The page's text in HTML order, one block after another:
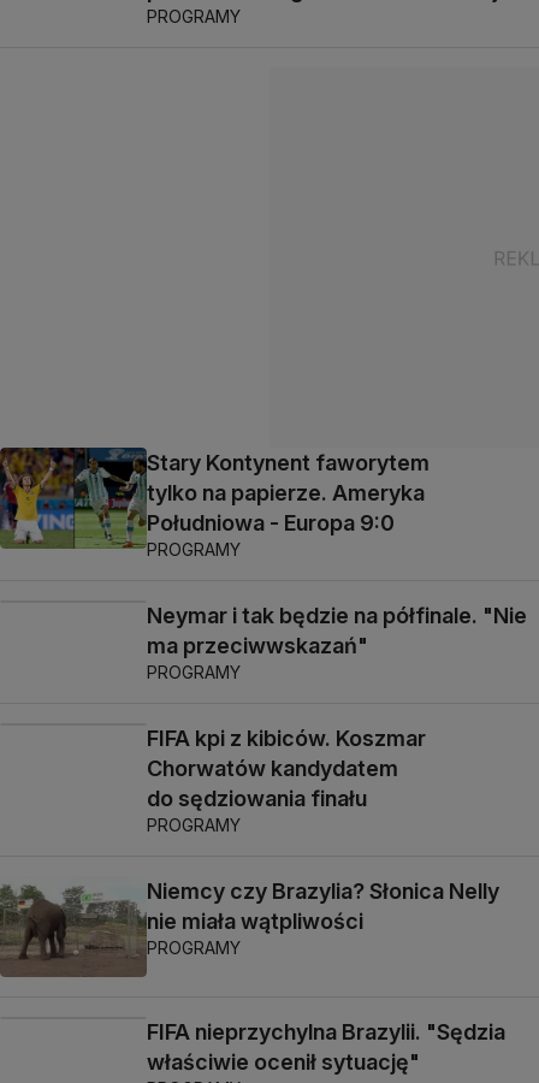
PROGRAMY
Stary Kontynent faworytem
tylko na papierze. Ameryka
Południowa - Europa 9:0
PROGRAMY
Neymar i tak będzie na półfinale. "Nie
ma przeciwwskazań"
PROGRAMY
FIFA kpi z kibiców. Koszmar
Chorwatów kandydatem
do sędziowania finału
PROGRAMY
Niemcy czy Brazylia? Słonica Nelly
nie miała wątpliwości
PROGRAMY
FIFA nieprzychylna Brazylii. "Sędzia
właściwie ocenił sytuację"